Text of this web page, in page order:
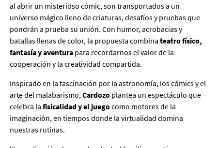
al abrir un misterioso cómic, son transportados a un
universo mágico lleno de criaturas, desafíos y pruebas que
pondrán a prueba su unión. Con humor, acrobacias y
batallas llenas de color, la propuesta combina teatro físico,
fantasía y aventura para recordarnos el valor de la
cooperación y la creatividad compartida.
Inspirado en la fascinación por la astronomía, los cómics y el
arte del malabarismo,Cardozo plantea un espectáculo que
celebra la fisicalidad y el juegocomo motores de la
imaginación, en tiempos donde la virtualidad domina
nuestras rutinas.